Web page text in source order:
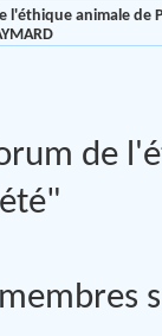
l'éthique animale de
de